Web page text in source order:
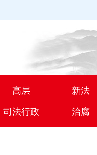
高层 新法
司法行政 治腐